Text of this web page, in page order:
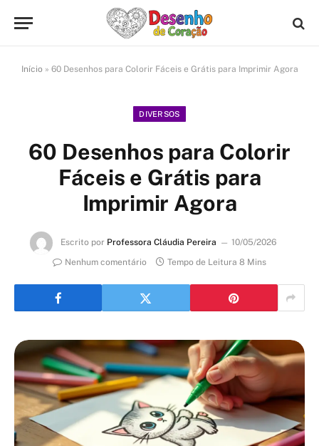
Início » 60 Desenhos para Colorir Fáceis e Grátis para Imprimir Agora
DIVERSOS
60 Desenhos para Colorir
Fáceis e Grátis para
Imprimir Agora
Escrito por Professora Cláudia Pereira
10/05/2026
Nenhum comentário
Tempo de Leitura 8 Mins